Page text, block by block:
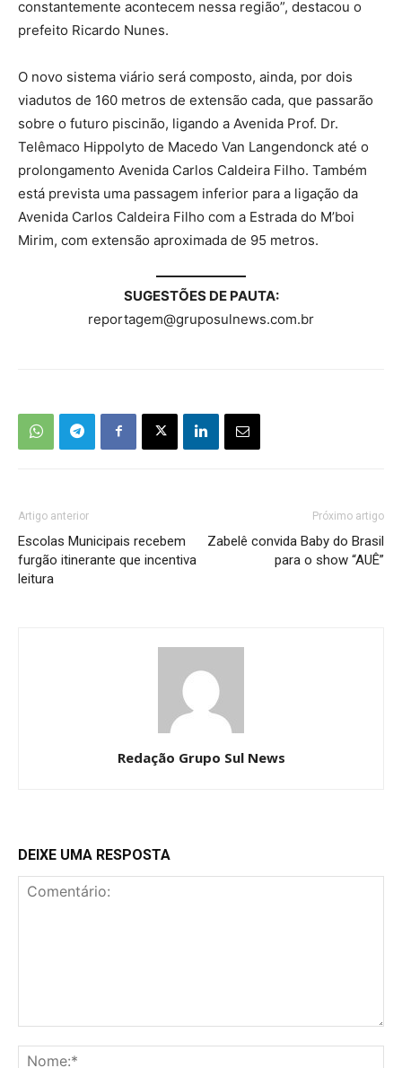
constantemente acontecem nessa região”, destacou o
prefeito Ricardo Nunes.
O novo sistema viário será composto, ainda, por dois
viadutos de 160 metros de extensão cada, que passarão
sobre o futuro piscinão, ligando a Avenida Prof. Dr.
Telêmaco Hippolyto de Macedo Van Langendonck até o
prolongamento Avenida Carlos Caldeira Filho. Também
está prevista uma passagem inferior para a ligação da
Avenida Carlos Caldeira Filho com a Estrada do M’boi
Mirim, com extensão aproximada de 95 metros.
SUGESTÕES DE PAUTA:
reportagem@gruposulnews.com.br
Artigo anterior
Escolas Municipais recebem
furgão itinerante que incentiva
leitura
Próximo artigo
Zabelê convida Baby do Brasil
para o show “AUÊ”
Redação Grupo Sul News
DEIXE UMA RESPOSTA